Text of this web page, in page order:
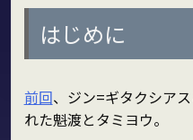
はじめに
前回、ジン=ギタクシア
れた魁渡とタミヨウ。